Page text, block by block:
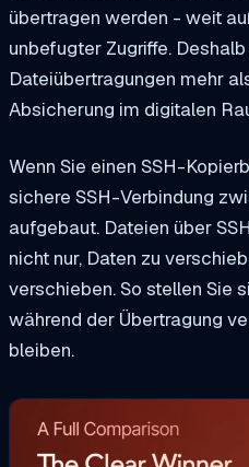
übertragen werden - weit
unbefugter Zugriffe.
Dateiübertragungen mehr
Absicherung im digitalen
Wenn Sie einen SSH-
sichere SSH-Verbindung
aufgebaut. Dateien über
nicht nur, Daten zu
verschieben. So stellen Sie
während der Übertragung
bleiben.